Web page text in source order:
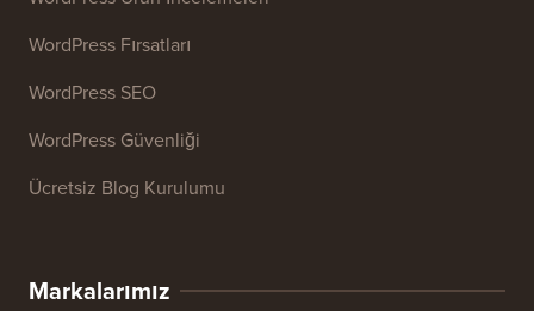
WordPress Fırsatları
WordPress SEO
WordPress Güvenliği
Ücretsiz Blog Kurulumu
Markalarımız